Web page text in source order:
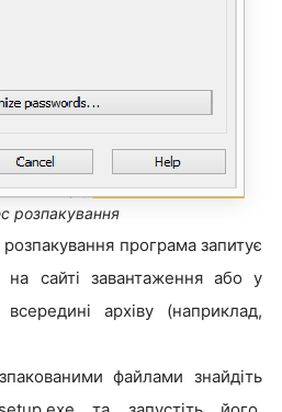
розпакування
програма запитує
на сайті завантаження або у
архіву (наприклад,
файлами знайдіть